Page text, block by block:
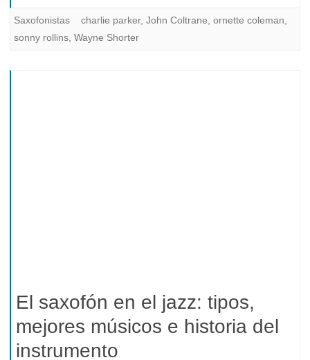
Saxofonistas charlie parker, John Coltrane ornette coleman
sonny rollins Wayne Shorter
El saxofón en el jazz: tipos,
mejores músicos e historia del
instrumento